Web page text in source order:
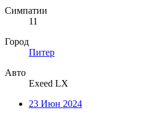
Симпатии
11
Город
Питер
Авто
Exeed LX
23 Июн 2024